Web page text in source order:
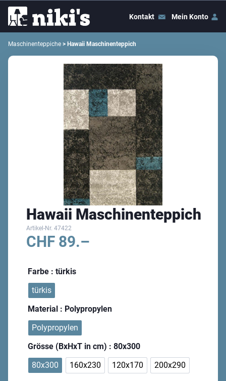
Kontakt Mein Konto
Maschinenteppiche > Hawaii Maschinenteppich
Hawaii Maschinenteppich
Artikel-Nr. 47422
CHF 89.–
Farbe : türkis
türkis
Material : Polypropylen
Polypropylen
Grösse (BxHxT in cm) : 80x300
80x300
160x230 120x170 200x290